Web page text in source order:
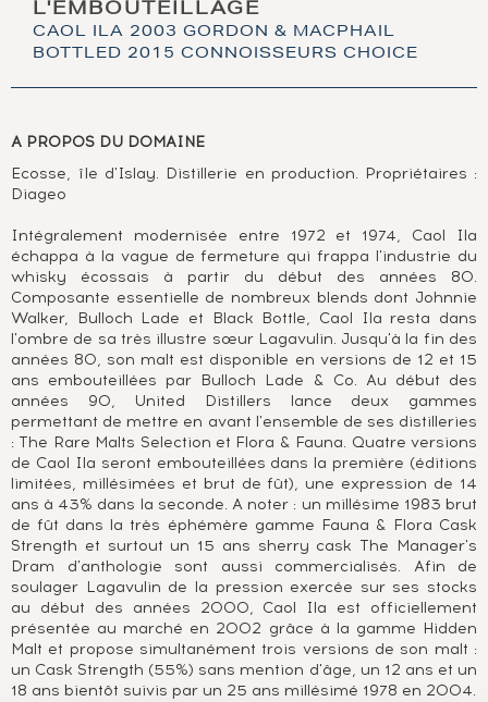
L'EMBOUTEILLAGE
CAOL ILA 2003 GORDON & MACPHAIL
BOTTLED 2015 CONNOISSEURS CHOICE
A PROPOS DU DOMAINE
Ecosse, île d'Islay. Distillerie en production. Propriétaires :
Diageo
Intégralement modernisée entre 1972 et 1974, Caol Ila
échappa à la vague de fermeture qui frappa l'industrie du
whisky écossais à partir du début des années 80.
Composante essentielle de nombreux blends dont Johnnie
Walker, Bulloch Lade et Black Bottle, Caol Ila resta dans
l'ombre de sa très illustre sœur Lagavulin. Jusqu'à la fin des
années 80, son malt est disponible en versions de 12 et 15
ans embouteillées par Bulloch Lade & Co. Au début des
années 90, United Distillers lance deux gammes
permettant de mettre en avant l'ensemble de ses distilleries
: The Rare Malts Selection et Flora & Fauna. Quatre versions
de Caol Ila seront embouteillées dans la première (éditions
limitées, millésimées et brut de fût), une expression de 14
ans à 43% dans la seconde. A noter : un millésime 1983 brut
de fût dans la très éphémère gamme Fauna & Flora Cask
Strength et surtout un 15 ans sherry cask The Manager's
Dram d'anthologie sont aussi commercialisés. Afin de
soulager Lagavulin de la pression exercée sur ses stocks
au début des années 2000, Caol Ila est officiellement
présentée au marché en 2002 grâce à la gamme Hidden
Malt et propose simultanément trois versions de son malt :
un Cask Strength (55%) sans mention d'âge, un 12 ans et un
18 ans bientôt suivis par un 25 ans millésimé 1978 en 2004.